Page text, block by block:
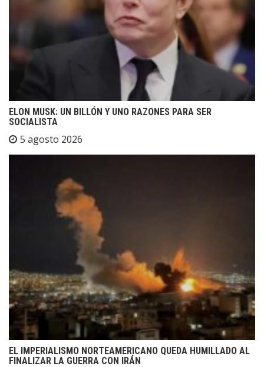
ELON MUSK: UN BILLÓN Y UNO RAZONES PARA SER
SOCIALISTA
5 agosto 2026
EL IMPERIALISMO NORTEAMERICANO QUEDA HUMILLADO AL
FINALIZAR LA GUERRA CON IRÁN